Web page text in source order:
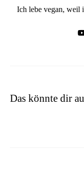
Ich lebe vegan, weil
Das könnte dir